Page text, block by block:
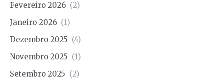
Fevereiro 2026 (2)
Janeiro 2026 (1)
Dezembro 2025 (4)
Novembro 2025 (1)
Setembro 2025 (2)